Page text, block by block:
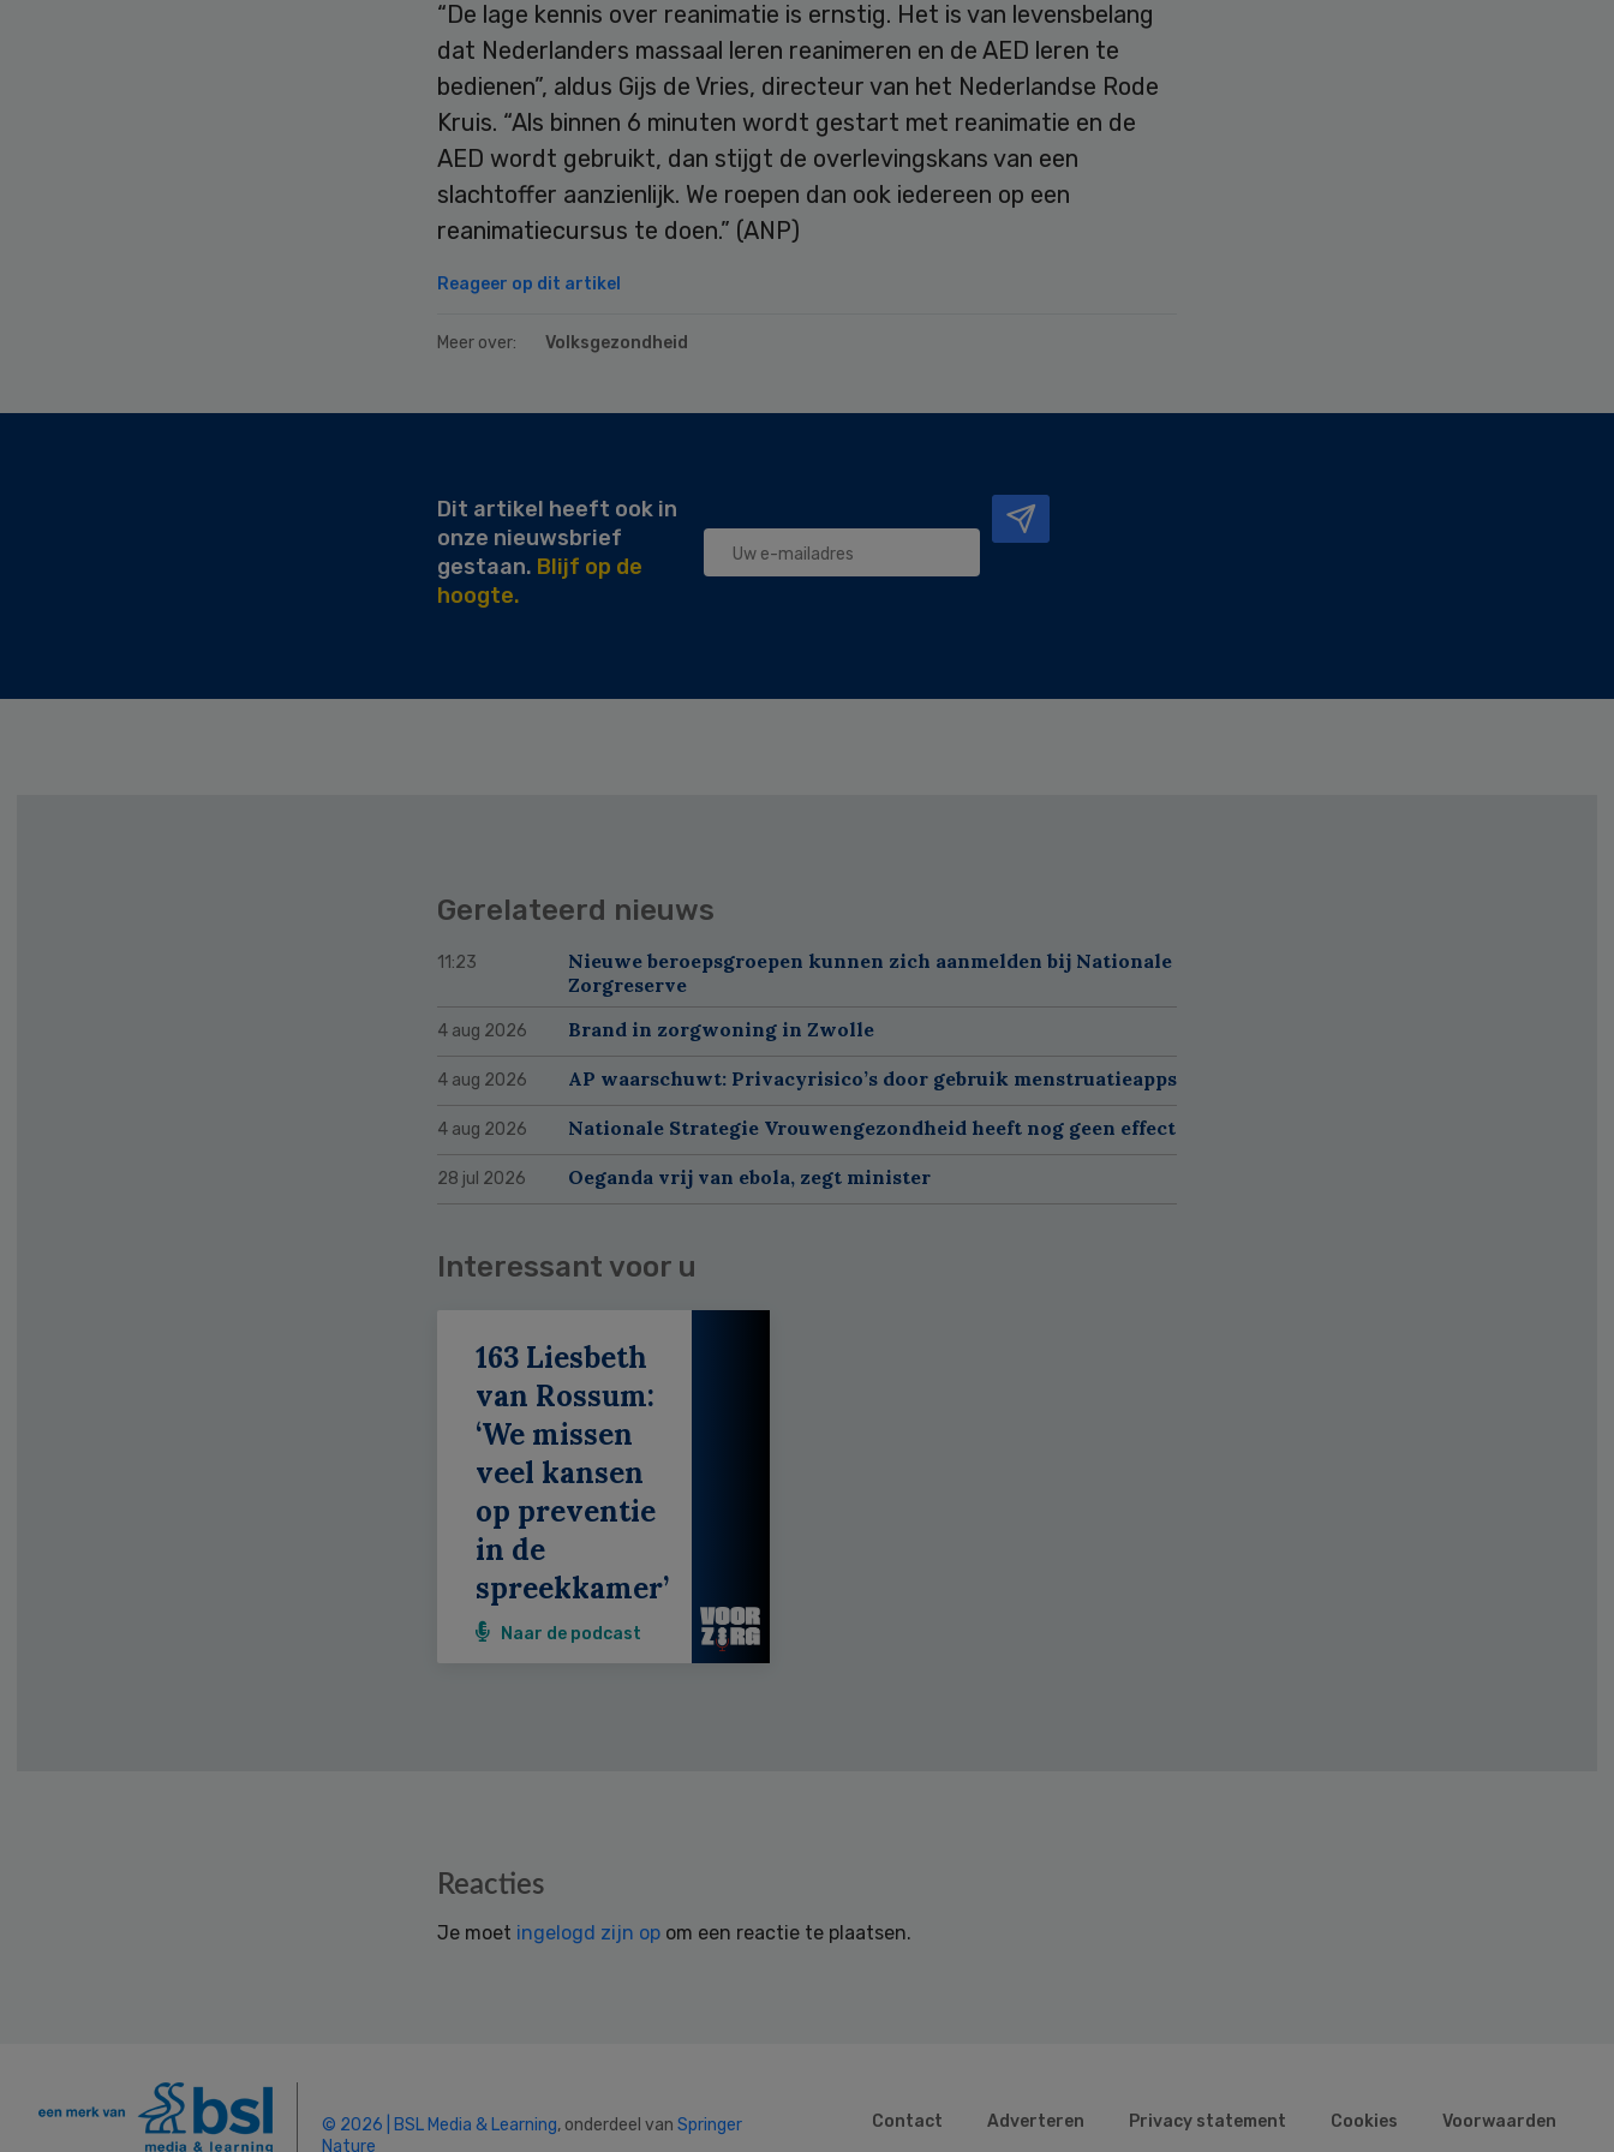
“De lage kennis over reanimatie is ernstig. Het is van levensbelang
dat Nederlanders massaal leren reanimeren en de AED leren te
bedienen”, aldus Gijs de Vries, directeur van het Nederlandse Rode
Kruis. “Als binnen 6 minuten wordt gestart met reanimatie en de
AED wordt gebruikt, dan stijgt de overlevingskans van een
slachtoffer aanzienlijk. We roepen dan ook iedereen op een
reanimatiecursus te doen.” (ANP)
Reageer op dit artikel
Meer over: Volksgezondheid
Dit artikel heeft ook in
onze nieuwsbrief
gestaan. Blijf op de
hoogte.
Gerelateerd nieuws
11:23
Nieuwe beroepsgroepen kunnen zich aanmelden bij Nationale
Zorgreserve
4 aug 2026 Brand in zorgwoning in Zwolle
4 aug 2026 AP waarschuwt: Privacyrisico’s door gebruik menstruatieapps
4 aug 2026 Nationale Strategie Vrouwengezondheid heeft nog geen effect
28 jul 2026 Oeganda vrij van ebola, zegt minister
Interessant voor u
163 Liesbeth
van Rossum:
‘We missen
veel kansen
op preventie
in de
spreekkamer’
Naar de podcast
Reacties
Je moet ingelogd zijn op om een reactie te plaatsen.
© 2026 | BSL Media & Learning, onderdeel van Springer
Nature
Contact Adverteren Privacy statement Cookies Voorwaarden